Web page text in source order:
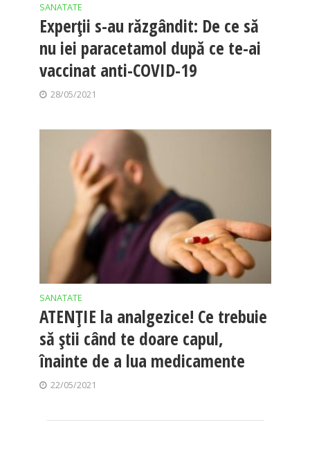
SANATATE
Experții s-au răzgândit: De ce să
nu iei paracetamol după ce te-ai
vaccinat anti-COVID-19
28/05/2021
SANATATE
ATENȚIE la analgezice! Ce trebuie
să știi când te doare capul,
înainte de a lua medicamente
22/05/2021